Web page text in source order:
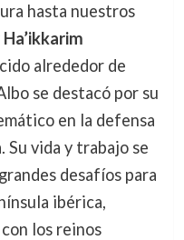
hasta nuestros
alrededor de
se destacó por su
en la defensa
Su vida y trabajo se
desafíos para
ibérica,
los reinos